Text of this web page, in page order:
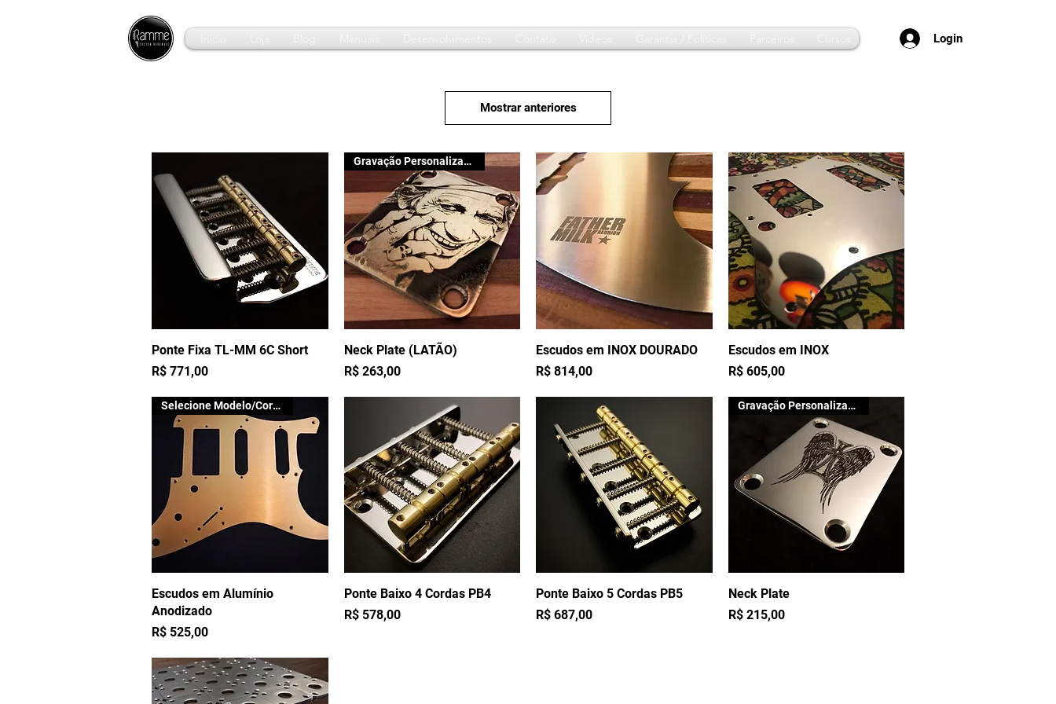
Login
Mostrar anteriores
Visualização rápida
Ponte Fixa TL-MM 6C Short
Preço
R$ 771,00
Visualização rápida
Gravação Personalizada
Neck Plate (LATÃO)
Preço
R$ 263,00
Visualização rápida
Escudos em INOX DOURADO
Preço
R$ 814,00
Visualização rápida
Escudos em INOX
Preço
R$ 605,00
Visualização rápida
Selecione Modelo/Cor/Acabam.
Escudos em Alumínio
Anodizado
Preço
R$ 525,00
Visualização rápida
Ponte Baixo 4 Cordas PB4
Preço
R$ 578,00
Visualização rápida
Ponte Baixo 5 Cordas PB5
Preço
R$ 687,00
Visualização rápida
Gravação Personalizada
Neck Plate
Preço
R$ 215,00